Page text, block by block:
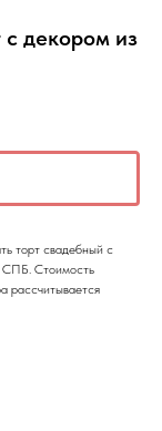
декором из
торт свадебный с
СПБ. Стоимость
рассчитывается